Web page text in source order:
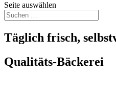
Seite auswählen
Täglich frisch,
Qualitäts-Bäckerei